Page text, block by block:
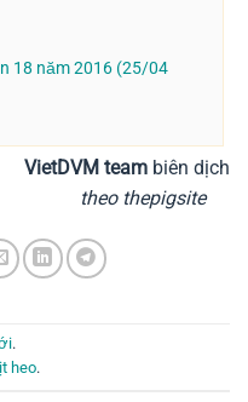
18 năm 2016 (25/04
VietDVM team biên dịch
theo thepigsite
.
heo.